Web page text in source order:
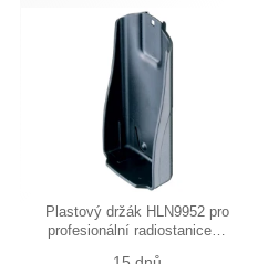
Plastový držák HLN9952 pro
profesionální radiostanice…